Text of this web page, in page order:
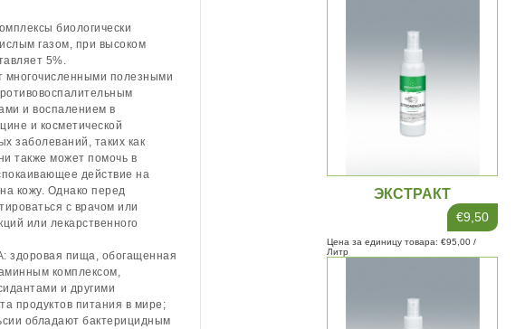
биологически
газом, при высоком
5%.
многочисленными полезными
и воспалением в
и косметической
заболеваний, таких как
также может помочь в
действие на
кожу. Однако перед
с врачом или
или лекарственного
пища, обогащенная
комплексом,
и другими
продуктов питания в мире;
обладают бактерицидным
ЭКСТРАКТ
ЛЕМОНГРАССА 100МЛ
€9,50
Цена за единицу товара: €95,00 /
Литр